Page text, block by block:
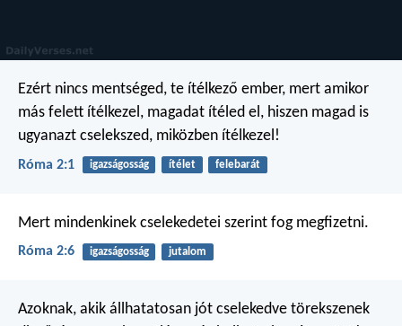
Ezért nincs mentséged, te ítélkező ember, mert amikor
más felett ítélkezel, magadat ítéled el, hiszen magad is
ugyanazt cselekszed, miközben ítélkezel!
Róma 2:1 igazságosság ítélet felebarát
Mert mindenkinek cselekedetei szerint fog megfizetni.
Róma 2:6 igazságosság jutalom
Azoknak, akik állhatatosan jót cselekedve törekszenek